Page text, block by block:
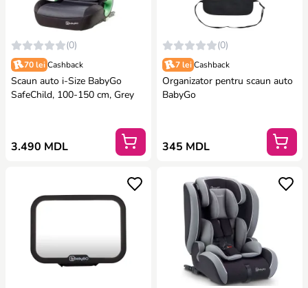
(0)
70 lei Cashback
Scaun auto i-Size BabyGo
SafeChild, 100-150 cm, Grey
3.490 MDL
(0)
7 lei Cashback
Organizator pentru scaun auto
BabyGo
345 MDL